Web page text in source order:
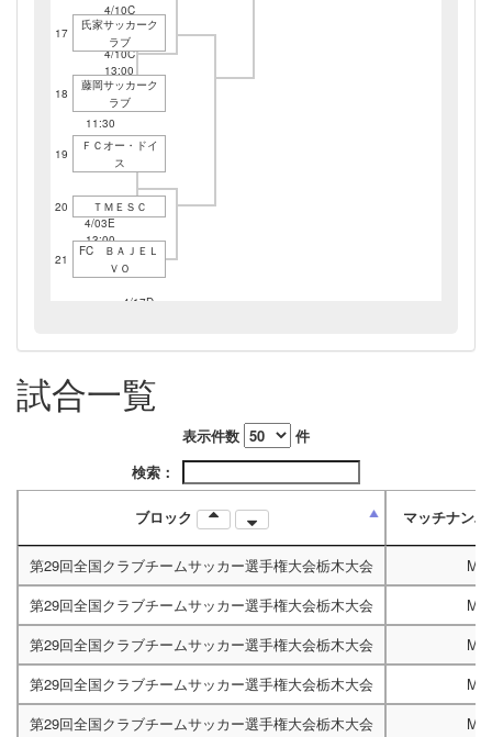
4/10C
11:30
5/22B
4/10C
13:00
17
氏家サッカーク
ラブ
4/03E
11:30
18
藤岡サッカーク
ラブ
4/17D
19
ＦＣオー・ドイ
ス
4/03E
13:00
20 ＴＭＥＳＣ
21
FC ＢＡＪＥＬ
ＶＯ
試合一覧
表示件数
件
検索：
ブロック マッチナン
第29回全国クラブチームサッカー選手権大会栃木大会
第29回全国クラブチームサッカー選手権大会栃木大会
第29回全国クラブチームサッカー選手権大会栃木大会
第29回全国クラブチームサッカー選手権大会栃木大会
第29回全国クラブチームサッカー選手権大会栃木大会